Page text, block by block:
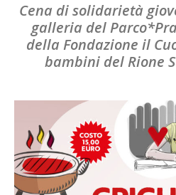
Cena di solidarietà
galleria del
della Fondazione il
bambini del Rione